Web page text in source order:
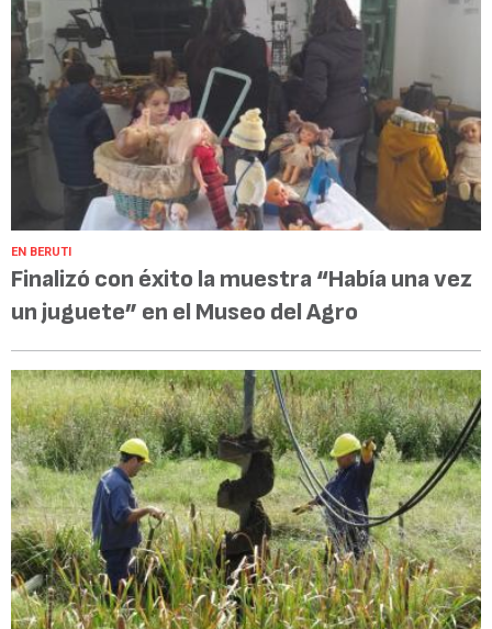
EN BERUTI
Finalizó con éxito la muestra “Había una vez
un juguete” en el Museo del Agro